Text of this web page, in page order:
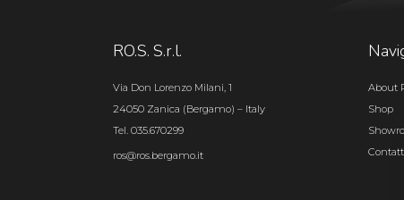
RO.S. S.r.l.
Via Don Lorenzo Milani, 1
24050 Zanica (Bergamo) – Italy
Tel. 035.670299
ros@ros.bergamo.it
About
Shop